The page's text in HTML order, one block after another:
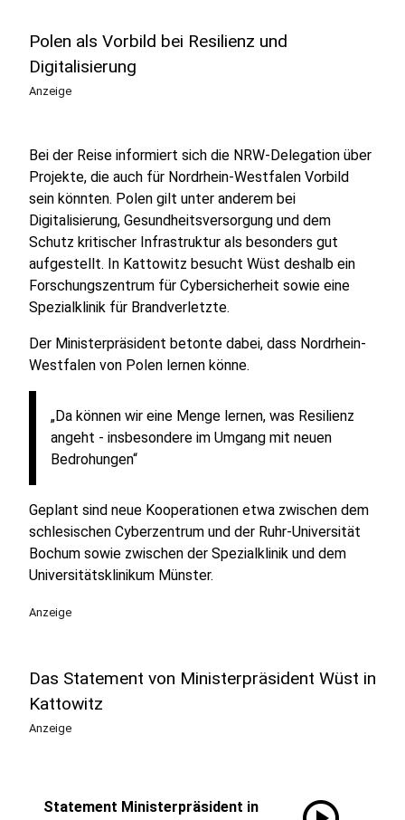
Polen als Vorbild bei Resilienz und
Digitalisierung
Anzeige
Bei der Reise informiert sich die NRW-Delegation über
Projekte, die auch für Nordrhein-Westfalen Vorbild
sein könnten. Polen gilt unter anderem bei
Digitalisierung, Gesundheitsversorgung und dem
Schutz kritischer Infrastruktur als besonders gut
aufgestellt. In Kattowitz besucht Wüst deshalb ein
Forschungszentrum für Cybersicherheit sowie eine
Spezialklinik für Brandverletzte.
Der Ministerpräsident betonte dabei, dass Nordrhein-
Westfalen von Polen lernen könne.
„Da können wir eine Menge lernen, was Resilienz
angeht - insbesondere im Umgang mit neuen
Bedrohungen“
Geplant sind neue Kooperationen etwa zwischen dem
schlesischen Cyberzentrum und der Ruhr-Universität
Bochum sowie zwischen der Spezialklinik und dem
Universitätsklinikum Münster.
Anzeige
Das Statement von Ministerpräsident Wüst in
Kattowitz
Anzeige
Statement Ministerpräsident in